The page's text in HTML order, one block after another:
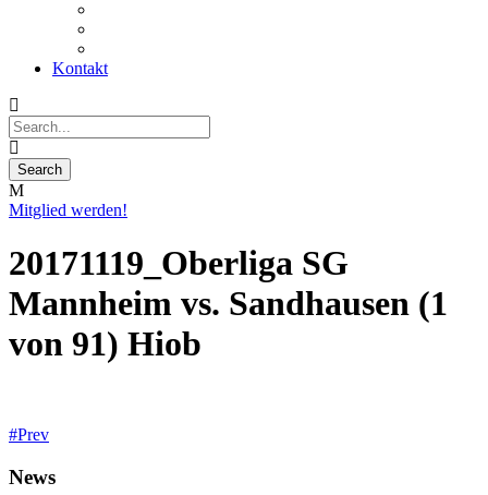
Kontakt
Mitglied werden!
20171119_Oberliga SG
Mannheim vs. Sandhausen (1
von 91) Hiob
Prev
News